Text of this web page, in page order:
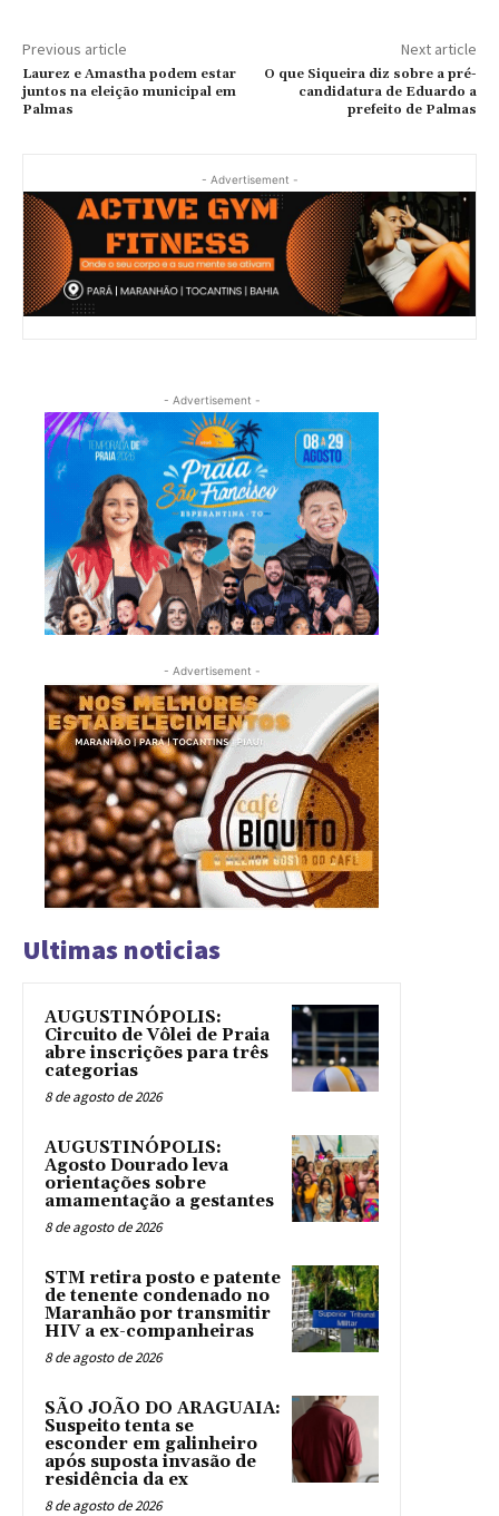
Previous article
Laurez e Amastha podem estar
juntos na eleição municipal em
Palmas
Next article
O que Siqueira diz sobre a pré-
candidatura de Eduardo a
prefeito de Palmas
- Advertisement -
- Advertisement -
- Advertisement -
Ultimas noticias
AUGUSTINÓPOLIS:
Circuito de Vôlei de Praia
abre inscrições para três
categorias
8 de agosto de 2026
AUGUSTINÓPOLIS:
Agosto Dourado leva
orientações sobre
amamentação a gestantes
8 de agosto de 2026
STM retira posto e patente
de tenente condenado no
Maranhão por transmitir
HIV a ex-companheiras
8 de agosto de 2026
SÃO JOÃO DO ARAGUAIA:
Suspeito tenta se
esconder em galinheiro
após suposta invasão de
residência da ex
8 de agosto de 2026